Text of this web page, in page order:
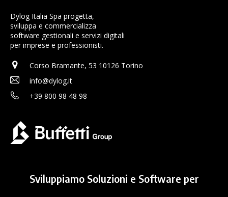
Dylog Italia Spa progetta,
sviluppa e commercializza
software gestionali e servizi digitali
per imprese e professionisti.
Corso Bramante, 53 10126 Torino
info@dylog.it
+39 800 98 48 98
Sviluppiamo Soluzioni e Software per